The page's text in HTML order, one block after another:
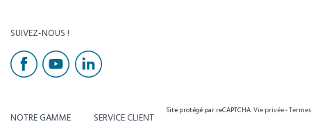
SUIVEZ-NOUS !
NOTRE GAMME SERVICE CLIENT
Site protégé par reCAPTCHA.Vie privée-Termes